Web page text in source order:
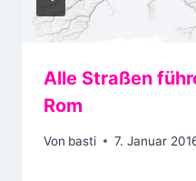
Alle Straßen
Rom
Von basti 7. Januar